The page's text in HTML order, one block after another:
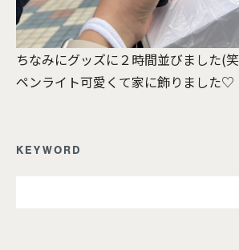
ちなみにグッズに２時間並びました(
ペンライト可愛くて家に飾りました♡
KEYWORD